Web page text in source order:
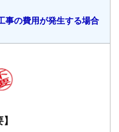
事の費用が発生する場合